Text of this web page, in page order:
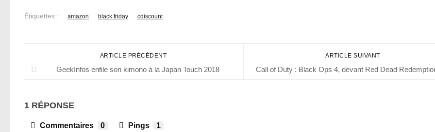
Étiquettes : amazon black friday cdiscount
ARTICLE SUIVANT
Call of Duty : Black Ops 4, devant Red Dead
ARTICLE PRÉCÉDENT
GeekInfos enfile son kimono à la Japan Touch 2018
1 RÉPONSE
Commentaires 0 Pings 1